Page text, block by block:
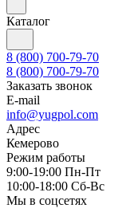
Каталог
8 (800) 700-79-70
8 (800) 700-79-70
Заказать звонок
E-mail
info@yugpol.com
Адрес
Кемерово
Режим работы
9:00-19:00 Пн-Пт
10:00-18:00 Cб-Вс
Мы в соцсетях